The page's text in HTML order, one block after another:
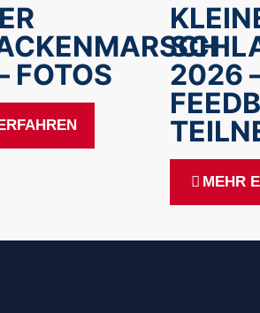
FOTOS
2026
MEHR